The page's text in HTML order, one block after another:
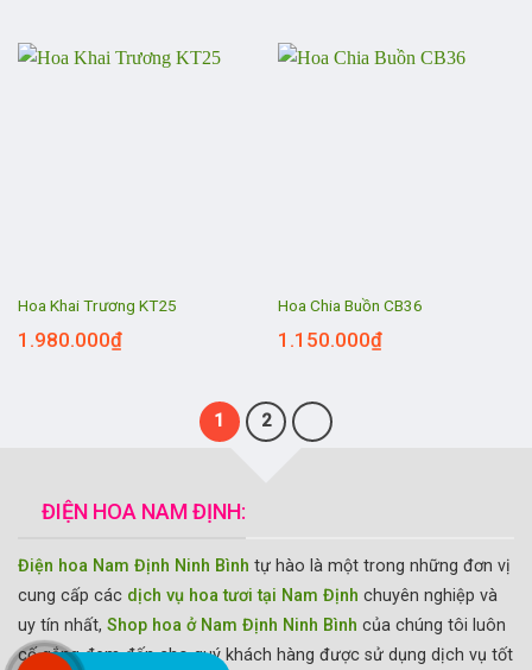
Hoa Khai Trương KT25
1.980.000₫
Hoa Chia Buồn CB36
1.150.000₫
1 2
ĐIỆN HOA NAM ĐỊNH:
Điện hoa Nam Định Ninh Bình tự hào là một trong những đơn vị
cung cấp các dịch vụ hoa tươi tại Nam Định chuyên nghiệp và
uy tín nhất, Shop hoa ở Nam Định Ninh Bình của chúng tôi luôn
cố gắng đem đến cho quý khách hàng được sử dụng dịch vụ tốt